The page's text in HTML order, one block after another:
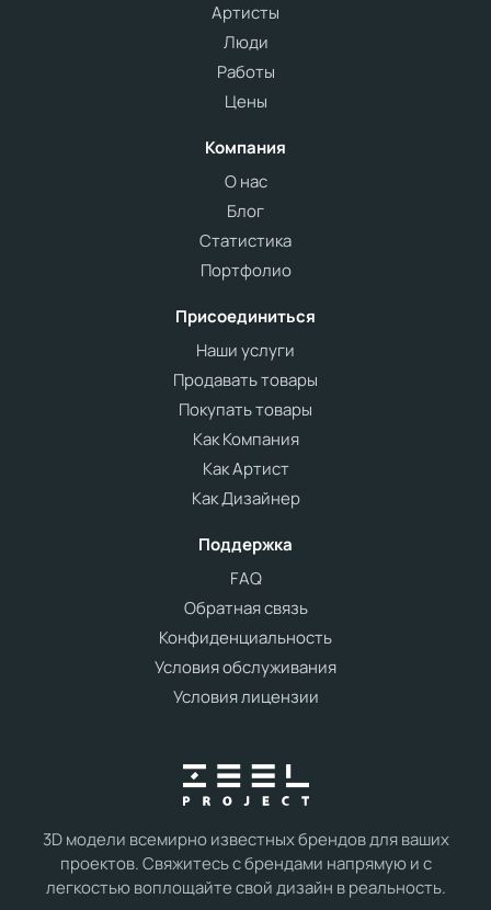
3D модели всемирно известных брендов для ваших
проектов. Свяжитесь с брендами напрямую и с
легкостью воплощайте свой дизайн в реальность.
Артисты
Люди
Работы
Цены
Компания
О нас
Блог
Статистика
Портфолио
Присоединиться
Наши услуги
Продавать товары
Покупать товары
Как Компания
Как Артист
Как Дизайнер
Поддержка
FAQ
Обратная связь
Конфиденциальность
Условия обслуживания
Условия лицензии